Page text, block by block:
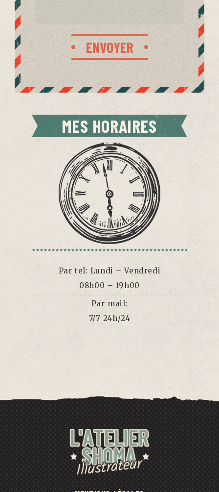
MES HORAIRES
Par tel: Lundi – Vendredi
08h00 – 19h00
Par mail:
7/7 24h/24